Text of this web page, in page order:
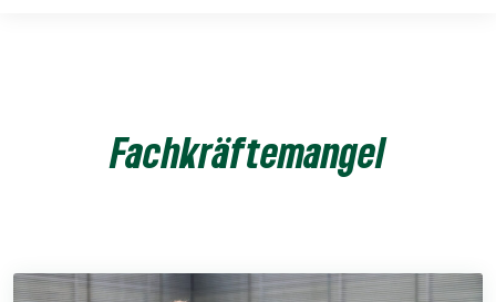
Fachkräftemangel